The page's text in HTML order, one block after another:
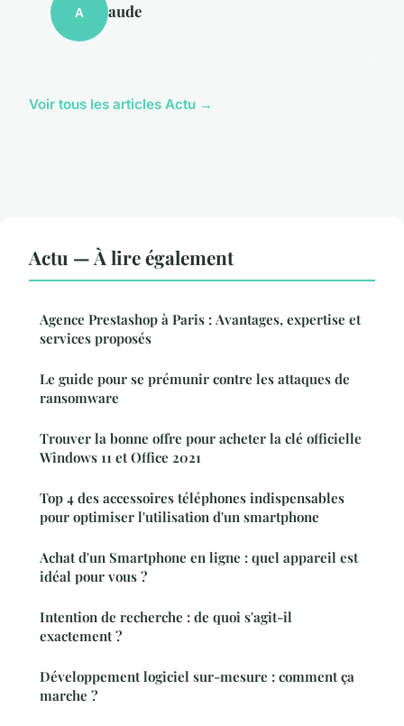
A aude
Voir tous les articles Actu →
Actu — À lire également
Agence Prestashop à Paris : Avantages, expertise et
services proposés
Le guide pour se prémunir contre les attaques de
ransomware
Trouver la bonne offre pour acheter la clé officielle
Windows 11 et Office 2021
Top 4 des accessoires téléphones indispensables
pour optimiser l'utilisation d'un smartphone
Achat d'un Smartphone en ligne : quel appareil est
idéal pour vous ?
Intention de recherche : de quoi s'agit-il
exactement ?
Développement logiciel sur-mesure : comment ça
marche ?